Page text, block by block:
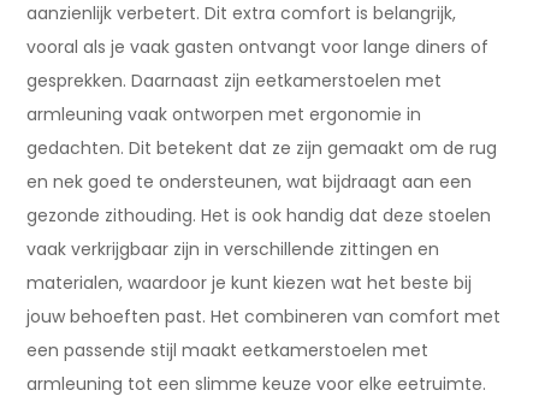
aanzienlijk verbetert. Dit extra comfort is belangrijk,
vooral als je vaak gasten ontvangt voor lange diners of
gesprekken. Daarnaast zijn eetkamerstoelen met
armleuning vaak ontworpen met ergonomie in
gedachten. Dit betekent dat ze zijn gemaakt om de rug
en nek goed te ondersteunen, wat bijdraagt aan een
gezonde zithouding. Het is ook handig dat deze stoelen
vaak verkrijgbaar zijn in verschillende zittingen en
materialen, waardoor je kunt kiezen wat het beste bij
jouw behoeften past. Het combineren van comfort met
een passende stijl maakt eetkamerstoelen met
armleuning tot een slimme keuze voor elke eetruimte.